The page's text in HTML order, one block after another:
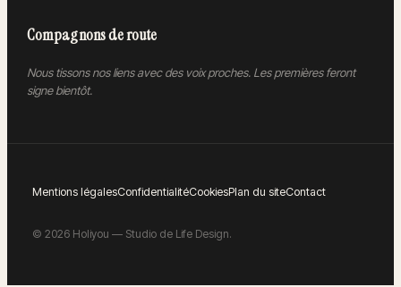
Compagnons de route
Nous tissons nos liens avec des voix proches. Les premières feront
signe bientôt.
Mentions légalesConfidentialitéCookiesPlan du siteContact
© 2026 Holiyou — Studio de Life Design.